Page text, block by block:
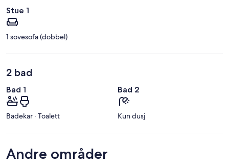
Stue 1
1 sovesofa (dobbel)
2 bad
Bad 1
Badekar · Toalett
Bad 2
Kun dusj
Andre områder